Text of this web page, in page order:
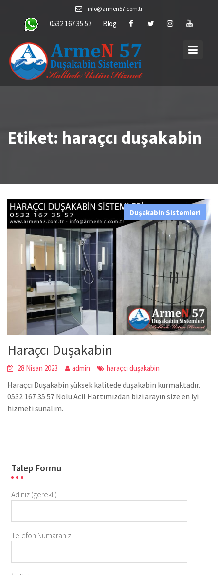
content
info@armen57.com.tr
0532 167 35 57 Blog
Etiket: haraçcı duşakabin
Duşakabin Sistemleri
Haraçcı Duşakabin
28 Nisan 2023 admin haraçcı duşakabin
Haraçcı Duşakabin yüksek kalitede duşakabin kurmaktadır.
0532 167 35 57 Nolu Acil Hattımızdan bizi arayın size en iyi
hizmeti sunalım.
Talep Formu
Adınız (gerekli)
Telefon Numaranız